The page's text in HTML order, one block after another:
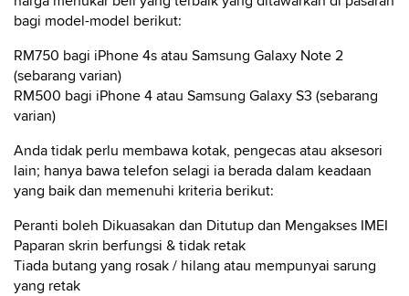
bagi model-model berikut:
RM750 bagi iPhone 4s atau Samsung Galaxy Note 2
(sebarang varian)
RM500 bagi iPhone 4 atau Samsung Galaxy S3 (sebarang
varian)
Anda tidak perlu membawa kotak, pengecas atau aksesori
lain; hanya bawa telefon selagi ia berada dalam keadaan
yang baik dan memenuhi kriteria berikut:
Peranti boleh Dikuasakan dan Ditutup dan Mengakses IMEI
Paparan skrin berfungsi & tidak retak
Tiada butang yang rosak / hilang atau mempunyai sarung
yang retak